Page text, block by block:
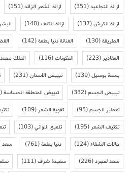
ازالة التجاعيد(351) ازالة الشعر الزائد(151)
ازالة الكرش(137) ازالة الكلف(140)
الطريقة(130) الفنانة دنيا بطمة(142)
المقادير(223) المكونات(116) الملك
بسمة بوسيل(139) تبييض الاسنان(231)
تبييض الجسم(332) تبييض المنطقة الحساسة(199)
تعطير الجسم(95) تقوية الشعر(109)
تكثيف الشعر(195) تلميع الاواني(103)
حالات الشفاء(124) دنيا بطمة(761) سعد
سعد لمجرد(226) سعيدة شرف(111)